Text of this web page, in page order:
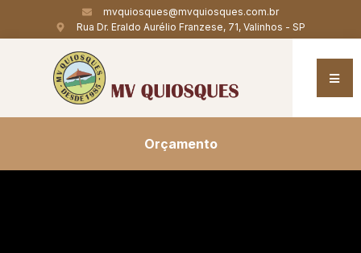
mvquiosques@mvquiosques.com.br
Rua Dr. Eraldo Aurélio Franzese, 71, Valinhos - SP
Orçamento